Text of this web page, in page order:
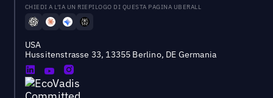
CHIEDI A L'IA UN RIEPILOGO DI QUESTA PAGINA UBERALL
USA
Hussitenstrasse 33, 13355 Berlino, DE Germania